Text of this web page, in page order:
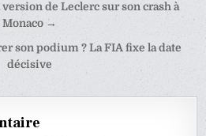
de Leclerc sur son crash à
Monaco →
son podium ? La FIA fixe la date
décisive